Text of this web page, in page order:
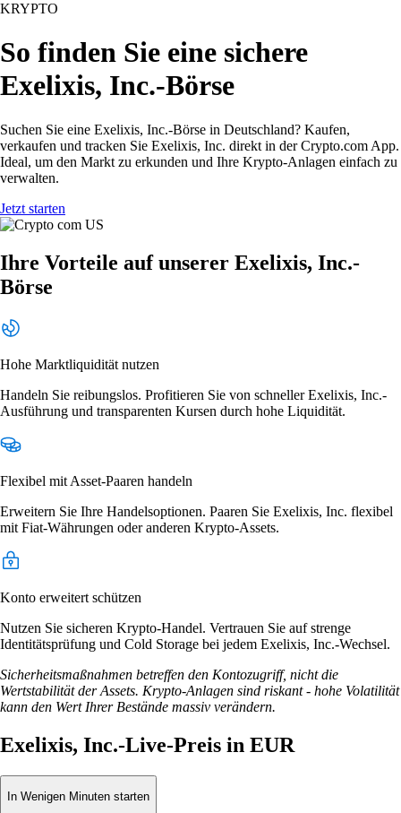
KRYPTO
So finden Sie eine sichere
Exelixis, Inc.-Börse
Suchen Sie eine Exelixis, Inc.-Börse in Deutschland? Kaufen,
verkaufen und tracken Sie Exelixis, Inc. direkt in der Crypto.com App.
Ideal, um den Markt zu erkunden und Ihre Krypto-Anlagen einfach zu
verwalten.
Jetzt starten
Ihre Vorteile auf unserer Exelixis, Inc.-
Börse
Hohe Marktliquidität nutzen
Handeln Sie reibungslos. Profitieren Sie von schneller Exelixis, Inc.-
Ausführung und transparenten Kursen durch hohe Liquidität.
Flexibel mit Asset-Paaren handeln
Erweitern Sie Ihre Handelsoptionen. Paaren Sie Exelixis, Inc. flexibel
mit Fiat-Währungen oder anderen Krypto-Assets.
Konto erweitert schützen
Nutzen Sie sicheren Krypto-Handel. Vertrauen Sie auf strenge
Identitätsprüfung und Cold Storage bei jedem Exelixis, Inc.-Wechsel.
Sicherheitsmaßnahmen betreffen den Kontozugriff, nicht die
Wertstabilität der Assets. Krypto-Anlagen sind riskant - hohe Volatilität
kann den Wert Ihrer Bestände massiv verändern.
Exelixis, Inc.-Live-Preis in EUR
In Wenigen Minuten starten